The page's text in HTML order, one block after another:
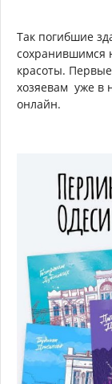
Так погибшие
сохранившимся
красоты.
хозяевам уже в
онлайн.